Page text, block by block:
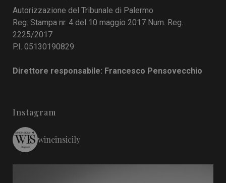
Autorizzazione del Tribunale di Palermo
Reg. Stampa nr. 4 del 10 maggio 2017 Num. Reg.
2225/2017
P.I. 05130190829
Direttore responsabile: Francesco Pensovecchio
Instagram
wineinsicily